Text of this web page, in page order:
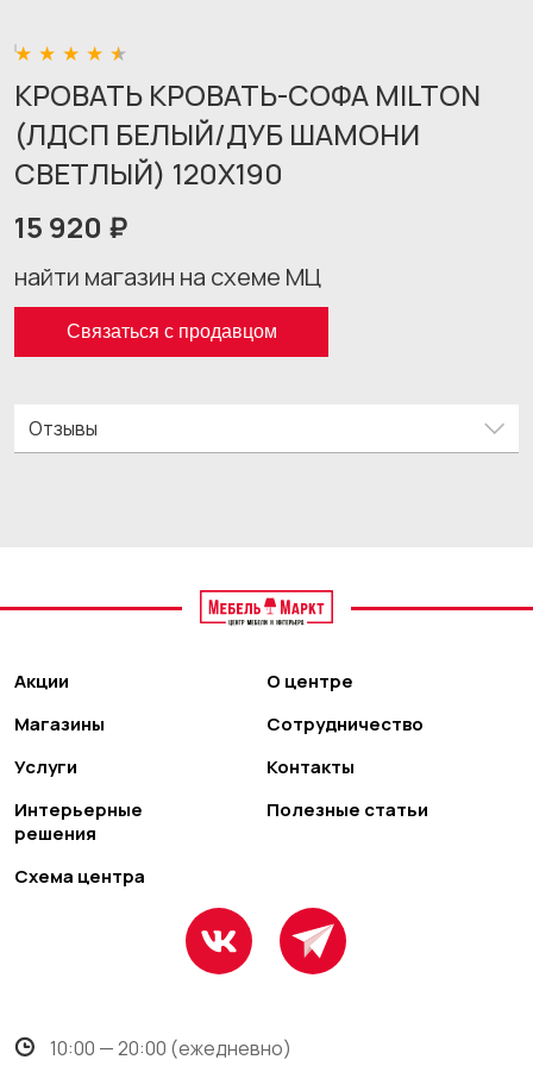
КРОВАТЬ КРОВАТЬ-СОФА MILTON
(ЛДСП БЕЛЫЙ/ДУБ ШАМОНИ
СВЕТЛЫЙ) 120X190
15 920 ₽
найти магазин на схеме МЦ
Связаться с продавцом
Отзывы
Акции
Магазины
Услуги
Интерьерные
решения
Схема центра
О центре
Сотрудничество
Контакты
Полезные статьи
10:00 — 20:00 (ежедневно)